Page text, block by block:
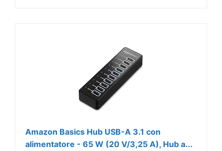
Amazon Basics Hub USB-A 3.1 con
alimentatore - 65 W (20 V/3,25 A), Hub a...